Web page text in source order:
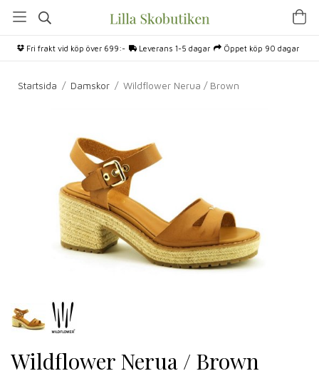
Fri frakt vid köp över 699:- Leverans 1-5 dagar Öppet köp 90 dagar
Startsida / Damskor / Wildflower Nerua / Brown
Wildflower Nerua / Brown